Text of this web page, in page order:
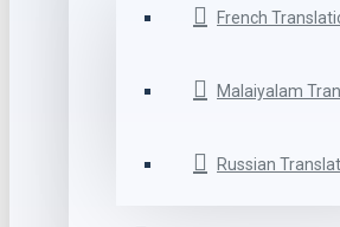
French
Malaiyalam
Russian